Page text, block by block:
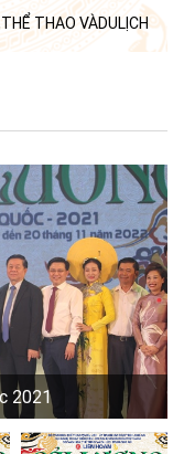
THAO VÀDULỊCH
2021